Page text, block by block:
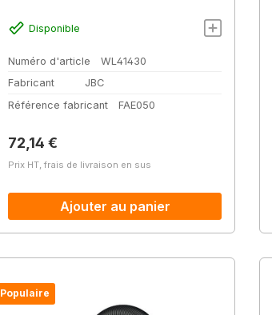
Disponible
Numéro d'article
WL41430
Fabricant
JBC
Référence fabricant
FAE050
Prix régulier :
72,14 €
Prix HT, frais de livraison en sus
Ajouter au panier
Populaire